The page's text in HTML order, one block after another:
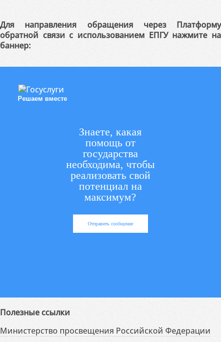
Для направления обращения через Платформу
обратной связи с использованием ЕПГУ нажмите на
баннер:
Решаем вместе
Знаете, какая
помощь от
государства
необходима, чтобы
реализовать свой
потенциал на
максимум?
Отправить сообщение
Полезные ссылки
Министерство просвещения Российской Федерации